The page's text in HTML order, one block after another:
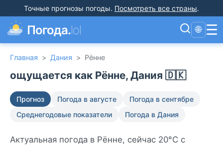
Точные прогнозы погоды. Посмотреть все страны.
Погода.lol 🌐 ☰
Главная > Дания > Рённе
ощущается как Рённе, Дания 🇩🇰
Прогноз Погода в августе
Погода в сентябре
Среднегодовые показатели
Погода в Дания
Актуальная погода в Рённе, сейчас 20°C с